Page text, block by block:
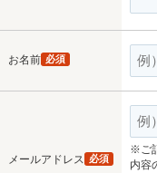
お名前 必須
メールアドレス 必須
※ご
内容